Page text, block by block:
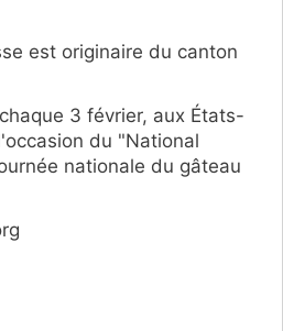
est originaire du canton
3 février, aux États-
du "National
nationale du gâteau